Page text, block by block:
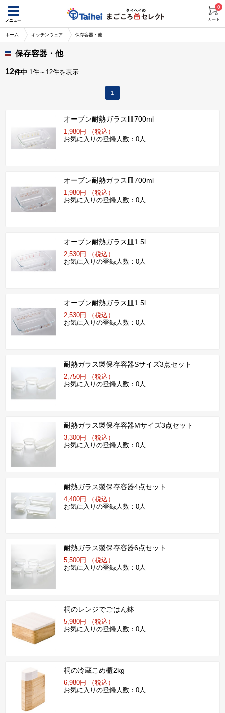
メニュー カート
0
ホーム キッチンウェア 保存容器・他
保存容器・他
12件中 1件～12件を表示
1
オーブン耐熱ガラス皿700ml
1,980円 （税込）
お気に入りの登録人数：0人
オーブン耐熱ガラス皿700ml
1,980円 （税込）
お気に入りの登録人数：0人
オーブン耐熱ガラス皿1.5l
2,530円 （税込）
お気に入りの登録人数：0人
オーブン耐熱ガラス皿1.5l
2,530円 （税込）
お気に入りの登録人数：0人
耐熱ガラス製保存容器Sサイズ3点セット
2,750円 （税込）
お気に入りの登録人数：0人
耐熱ガラス製保存容器Mサイズ3点セット
3,300円 （税込）
お気に入りの登録人数：0人
耐熱ガラス製保存容器4点セット
4,400円 （税込）
お気に入りの登録人数：0人
耐熱ガラス製保存容器6点セット
5,500円 （税込）
お気に入りの登録人数：0人
桐のレンジでごはん鉢
5,980円 （税込）
お気に入りの登録人数：0人
桐の冷蔵こめ櫃2kg
6,980円 （税込）
お気に入りの登録人数：0人